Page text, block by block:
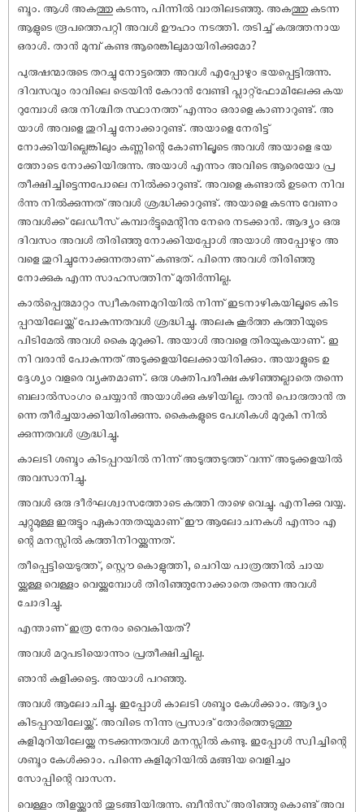
ബ്ദം. ആൾ അകത്തു കടന്നു, പിന്നിൽ വാതിലടഞ്ഞു. അകത്തു കടന്ന
ആളുടെ രൂപത്തെപറ്റി അവൾ ഊഹം നടത്തി. തടിച്ച് കരുത്തനായ
ഒരാൾ. താൻ മുമ്പ് കണ്ട ആരെങ്കിലുമായിരിക്കുമോ?
പുരുഷന്മാരുടെ തറച്ചു നോട്ടത്തെ അവൾ എപ്പോഴും ഭയപ്പെട്ടിരുന്നു.
ദിവസവും രാവിലെ ട്രെയിൻ കേറാൻ വേണ്ടി പ്ലാറ്റ്‌ഫോമിലേക്കു കയ
റുമ്പോൾ ഒരു നിശ്ചിത സ്ഥാനത്ത് എന്നും ഒരാളെ കാണാറുണ്ട്. അ
യാൾ അവളെ തുറിച്ചു നോക്കാറുണ്ട്. അയാളെ നേരിട്ട്
നോക്കിയില്ലെങ്കിലും കണ്ണിന്റെ കോണിലൂടെ അവൾ അയാളെ ഭയ
ത്തോടെ നോക്കിയിരുന്നു. അയാൾ എന്നും അവിടെ ആരെയോ പ്ര
തീക്ഷിച്ചിട്ടെന്നപോലെ നിൽക്കാറുണ്ട്. അവളെ കണ്ടാൽ ഉടനെ നിവ
ർന്നു നിൽക്കുന്നത് അവൾ ശ്രദ്ധിക്കാറുണ്ട്. അയാളെ കടന്നു വേണം
അവൾക്ക് ലേഡീസ് കമ്പാർട്ടുമെന്റിനു നേരെ നടക്കാൻ. ആദ്യം ഒരു
ദിവസം അവൾ തിരിഞ്ഞു നോക്കിയപ്പോൾ അയാൾ അപ്പോഴും അ
വളെ തുറിച്ചുനോക്കുന്നതാണ് കണ്ടത്. പിന്നെ അവൾ തിരിഞ്ഞു
നോക്കുക എന്ന സാഹസത്തിന് മുതിർന്നില്ല.
കാൽപ്പെരുമാറ്റം സ്വീകരണമുറിയിൽ നിന്ന് ഇടനാഴികയിലൂടെ കിട
പ്പറയിലേയ്ക്ക് പോകുന്നതവൾ ശ്രദ്ധിച്ചു. അലകു കൂർത്ത കത്തിയുടെ
പിടിമേൽ അവൾ കൈ മുറുക്കി. അയാൾ അവളെ തിരയുകയാണ്. ഇ
നി വരാൻ പോകുന്നത് അടുക്കളയിലേക്കായിരിക്കും. അയാളുടെ ഉ
ദ്ദേശ്യം വളരെ വ്യക്തമാണ്. ഒരു ശക്തിപരീക്ഷ കഴിഞ്ഞല്ലാതെ തന്നെ
ബലാൽസംഗം ചെയ്യാൻ അയാൾക്കു കഴിയില്ല. താൻ പൊരുതാൻ ത
ന്നെ തീർച്ചയാക്കിയിരിക്കുന്നു. കൈകളുടെ പേശികൾ മുറുകി നിൽ
ക്കുന്നതവൾ ശ്രദ്ധിച്ചു.
കാലടി ശബ്ദം കിടപ്പറയിൽ നിന്ന് അടുത്തടുത്ത് വന്ന് അടുക്കളയിൽ
അവസാനിച്ചു.
അവൾ ഒരു ദീർഘശ്വാസത്തോടെ കത്തി താഴെ വെച്ചു. എനിക്കു വയ്യ.
ചുറ്റുമുള്ള ഇരുട്ടും ഏകാന്തതയുമാണ് ഈ ആലോചനകൾ എന്നും എ
ന്റെ മനസ്സിൽ കുത്തിനിറയ്ക്കുന്നത്.
തീപ്പെട്ടിയെടുത്ത്, സ്റ്റൌ കൊളുത്തി, ചെറിയ പാത്രത്തിൽ ചായ
യ്ക്കുള്ള വെള്ളം വെയ്ക്കുമ്പോൾ തിരിഞ്ഞുനോക്കാതെ തന്നെ അവൾ
ചോദിച്ചു.
എന്താണ് ഇത്ര നേരം വൈകിയത്?
അവൾ മറുപടിയൊന്നും പ്രതീക്ഷിച്ചില്ല.
ഞാൻ കുളിക്കട്ടെ. അയാൾ പറഞ്ഞു.
അവൾ ആലോചിച്ചു. ഇപ്പോൾ കാലടി ശബ്ദം കേൾക്കാം. ആദ്യം
കിടപ്പറയിലേയ്ക്ക്. അവിടെ നിന്നു പ്രസാദ് തോർത്തെടുത്തു
കുളിമുറിയിലേയ്ക്കു നടക്കുന്നതവൾ മനസ്സിൽ കണ്ടു. ഇപ്പോൾ സ്വിച്ചിന്റെ
ശബ്ദം കേൾക്കാം. പിന്നെ കുളിമുറിയിൽ മങ്ങിയ വെളിച്ചം
സോപ്പിന്റെ വാസന.
വെള്ളം തിളയ്ക്കാൻ തുടങ്ങിയിരുന്നു. ബീൻസ് അരിഞ്ഞു കൊണ്ട് അവ